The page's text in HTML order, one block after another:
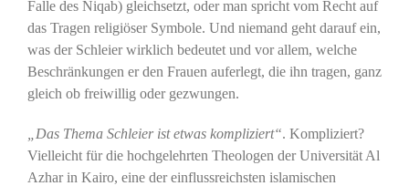
Falle des Niqab) gleichsetzt, oder man spricht vom Recht auf
das Tragen religiöser Symbole. Und niemand geht darauf ein,
was der Schleier wirklich bedeutet und vor allem, welche
Beschränkungen er den Frauen auferlegt, die ihn tragen, ganz
gleich ob freiwillig oder gezwungen.
„Das Thema Schleier ist etwas kompliziert“. Kompliziert?
Vielleicht für die hochgelehrten Theologen der Universität Al
Azhar in Kairo, eine der einflussreichsten islamischen